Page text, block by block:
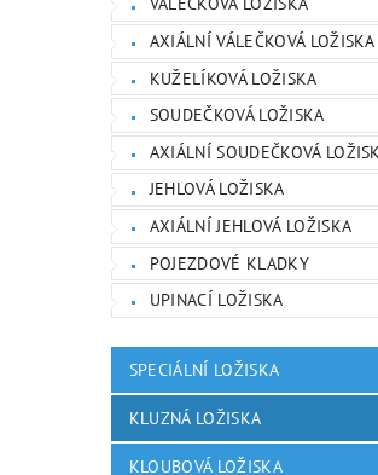
AXIÁLNÍ VÁLEČKOVÁ LOŽISKA
KUŽELÍKOVÁ LOŽISKA
SOUDEČKOVÁ LOŽISKA
AXIÁLNÍ SOUDEČKOVÁ
JEHLOVÁ LOŽISKA
AXIÁLNÍ JEHLOVÁ LOŽISKA
POJEZDOVÉ KLADKY
UPINACÍ LOŽISKA
SPECIÁLNÍ LOŽISKA
KLUZNÁ LOŽISKA
KLOUBOVÁ LOŽISKA